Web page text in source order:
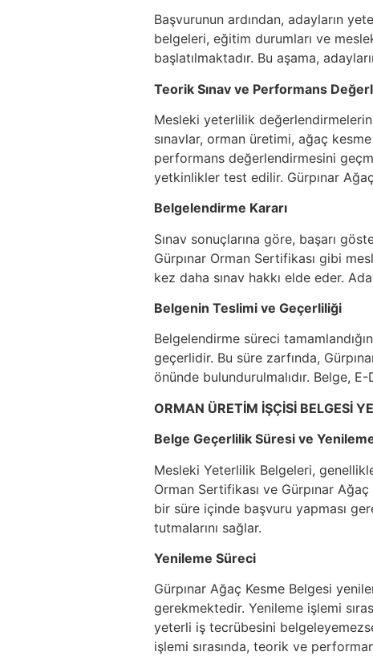
Başvurunun ardından, adayların
belgeleri, eğitim durumları ve
başlatılmaktadır. Bu aşama,
Teorik Sınav ve Performans
Mesleki yeterlilik
sınavlar, orman üretimi, ağaç
performans değerlendirmesini
yetkinlikler test edilir. Gürpınar
Belgelendirme Kararı
Sınav sonuçlarına göre, başarı
Gürpınar Orman Sertifikası gibi
kez daha sınav hakkı elde eder.
Belgenin Teslimi ve Geçerliliği
Belgelendirme süreci
geçerlidir. Bu süre zarfında,
önünde bulundurulmalıdır. Belge,
ORMAN ÜRETİM İŞÇİSİ BELGESİ
Belge Geçerlilik Süresi ve
Mesleki Yeterlilik Belgeleri,
Orman Sertifikası ve Gürpınar
bir süre içinde başvuru yapması
tutmalarını sağlar.
Yenileme Süreci
Gürpınar Ağaç Kesme Belgesi
gerekmektedir. Yenileme işlemi
yeterli iş tecrübesini
işlemi sırasında, teorik ve